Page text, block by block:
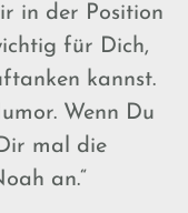
in der Position
für Dich,
kannst.
Wenn Du
mal die
an.“